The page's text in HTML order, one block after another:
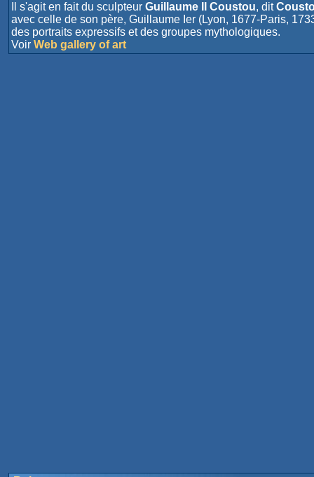
Il s'agit en fait du sculpteur Guillaume II Coustou, dit
avec celle de son père, Guillaume Ier (Lyon, 1677-Paris,
des portraits expressifs et des groupes mythologiques.
Voir Web gallery of art